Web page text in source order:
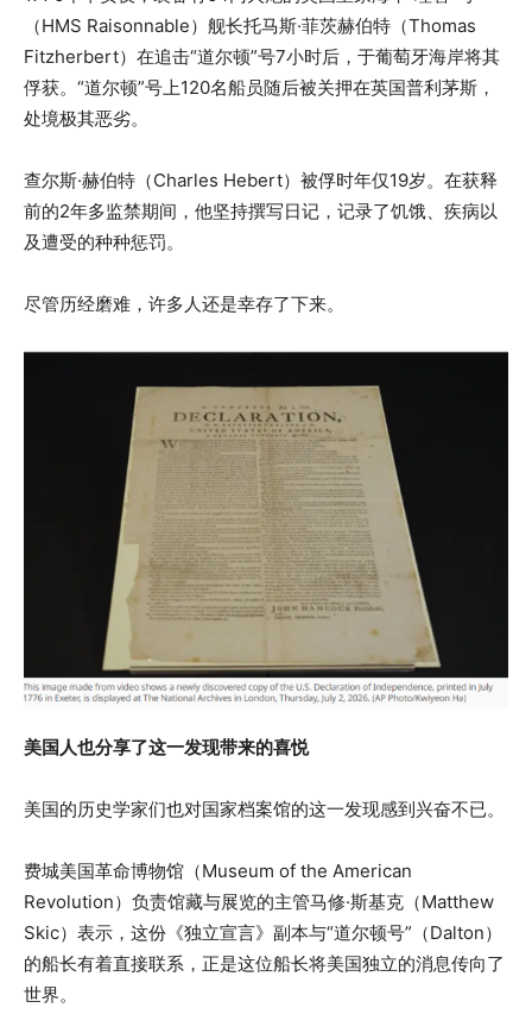
（HMS Raisonnable）舰长托马斯·菲茨赫伯特（Thomas
Fitzherbert）在追击“道尔顿”号7小时后，于葡萄牙海岸将其
俘获。“道尔顿”号上120名船员随后被关押在英国普利茅斯，
处境极其恶劣。
查尔斯·赫伯特（Charles Hebert）被俘时年仅19岁。在获释
前的2年多监禁期间，他坚持撰写日记，记录了饥饿、疾病以
及遭受的种种惩罚。
尽管历经磨难，许多人还是幸存了下来。
美国人也分享了这一发现带来的喜悦
美国的历史学家们也对国家档案馆的这一发现感到兴奋不已。
费城美国革命博物馆（Museum of the American
Revolution）负责馆藏与展览的主管马修·斯基克（Matthew
Skic）表示，这份《独立宣言》副本与“道尔顿号”（Dalton）
的船长有着直接联系，正是这位船长将美国独立的消息传向了
世界。